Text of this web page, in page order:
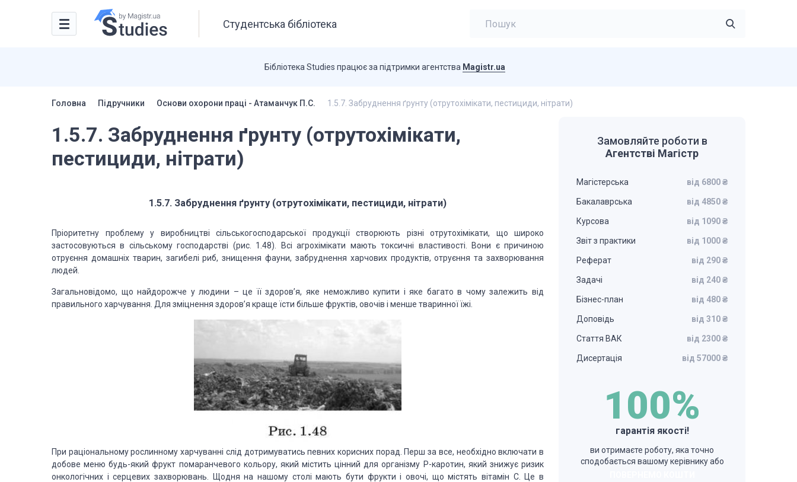
Студентська бібліотека
Бібліотека Studies працює за підтримки агентства Magistr.ua
Головна Підручники Основи охорони праці - Атаманчук П.С. 1.5.7. Забруднення ґрунту (отрутохімікати, пестициди, нітрати)
1.5.7. Забруднення ґрунту (отрутохімікати,
пестициди, нітрати)
1.5.7. Забруднення ґрунту (отрутохімікати, пестициди, нітрати)
Пріоритетну проблему у виробництві сільськогосподарської продукції створюють різні отрутохімікати, що широко
застосовуються в сільському господарстві (рис. 1.48). Всі агрохімікати мають токсичні властивості. Вони є причиною
отруєння домашніх тварин, загибелі риб, знищення фауни, забруднення харчових продуктів, отруєння та захворювання
людей.
Загальновідомо, що найдорожче у людини – це її здоров’я, яке неможливо купити і яке багато в чому залежить від
правильного харчування. Для зміцнення здоров’я краще їсти більше фруктів, овочів і менше тваринної їжі.
При раціональному рослинному харчуванні слід дотримуватись певних корисних порад. Перш за все, необхідно включати в
добове меню будь-який фрукт помаранчевого кольору, який містить цінний для організму Р-каротин, який знижує ризик
онкологічних і серцевих захворювань. Щодня на нашому столі мають бути фрукти і овочі, що містять вітамін С. Це в
Замовляйте роботи в
Агентстві Магістр
Магістерська від 6800 ₴
Бакалаврська від 4850 ₴
Курсова від 1090 ₴
Звіт з практики від 1000 ₴
Реферат від 290 ₴
Задачі від 240 ₴
Бізнес-план від 480 ₴
Доповідь від 310 ₴
Стаття ВАК від 2300 ₴
Дисертація від 57000 ₴
100%
гарантія якості!
ви отримаєте роботу, яка точно
сподобається вашому керівнику або